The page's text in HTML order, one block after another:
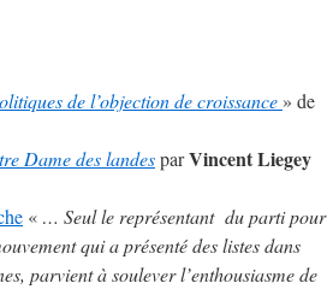
de l’objection de croissance » de
Dame des landesparVincent Liegey
« … Seul le représentant du parti pour
qui a présenté des listes dans
parvient à soulever l’enthousiasme de